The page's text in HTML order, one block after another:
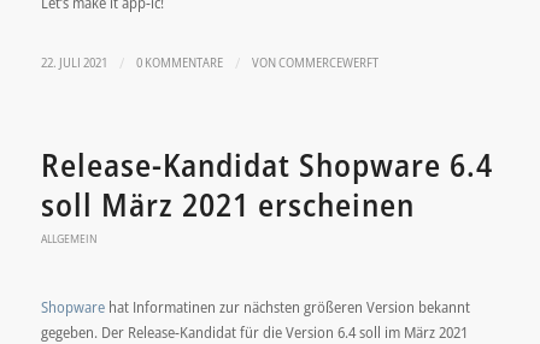
22. JULI 2021 / 0 KOMMENTARE / VONCOMMERCEWERFT
Release-Kandidat Shopware 6.4
soll März 2021 erscheinen
ALLGEMEIN
Shopwarehat Informatinen zur nächsten größeren Version bekannt
gegeben. Der Release-Kandidat für die Version 6.4 soll im März 2021